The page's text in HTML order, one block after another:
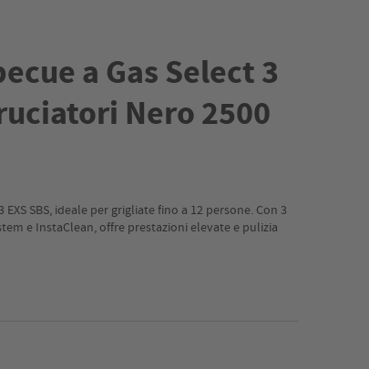
a Gas Select 3
Nero 2500
SBS, ideale per grigliate fino a 12 persone. Con 3
e InstaClean, offre prestazioni elevate e pulizia